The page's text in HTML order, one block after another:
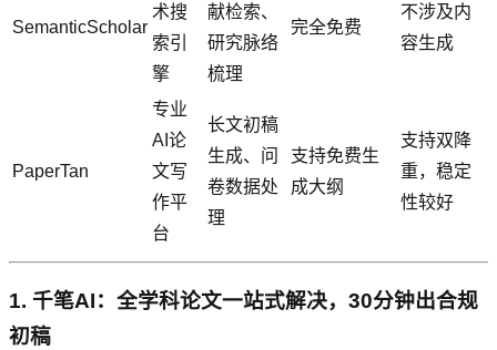
SemanticScholar
术搜
索引
擎
献检索、
研究脉络
梳理
完全免费
不涉及内
容生成
PaperTan
专业
AI论
文写
作平
台
长文初稿
生成、问
卷数据处
理
支持免费生
成大纲
支持双降
重，稳定
性较好
1. 千笔AI：全学科论文一站式解决，30分钟出合规
初稿